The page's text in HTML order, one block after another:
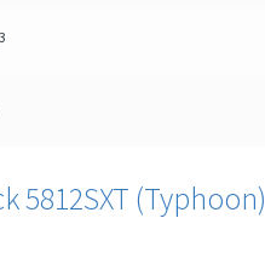
3
(Typhoon)